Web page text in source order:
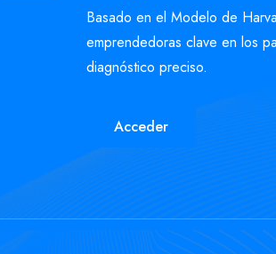
Basado en el Modelo de
emprendedoras clave en los
diagnóstico preciso.
Acceder